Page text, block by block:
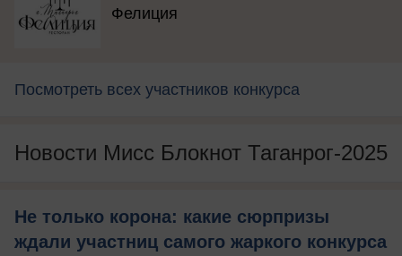
Фелиция
Посмотреть всех участников конкурса
Новости Мисс Блокнот Таганрог-2025
Не только корона: какие сюрпризы
ждали участниц самого жаркого конкурса